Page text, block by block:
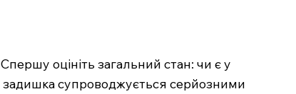
оцініть загальний стан: чи є у
задишка супроводжується серйозними